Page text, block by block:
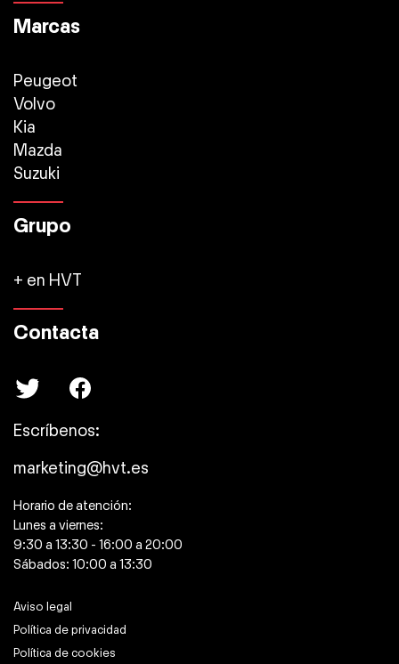
Marcas
Peugeot
Volvo
Kia
Mazda
Suzuki
Grupo
+ en HVT
Contacta
Escríbenos:
marketing@hvt.es
Horario de atención:
Lunes a viernes:
9:30 a 13:30 - 16:00 a 20:00
Sábados: 10:00 a 13:30
Aviso legal
Política de privacidad
Política de cookies